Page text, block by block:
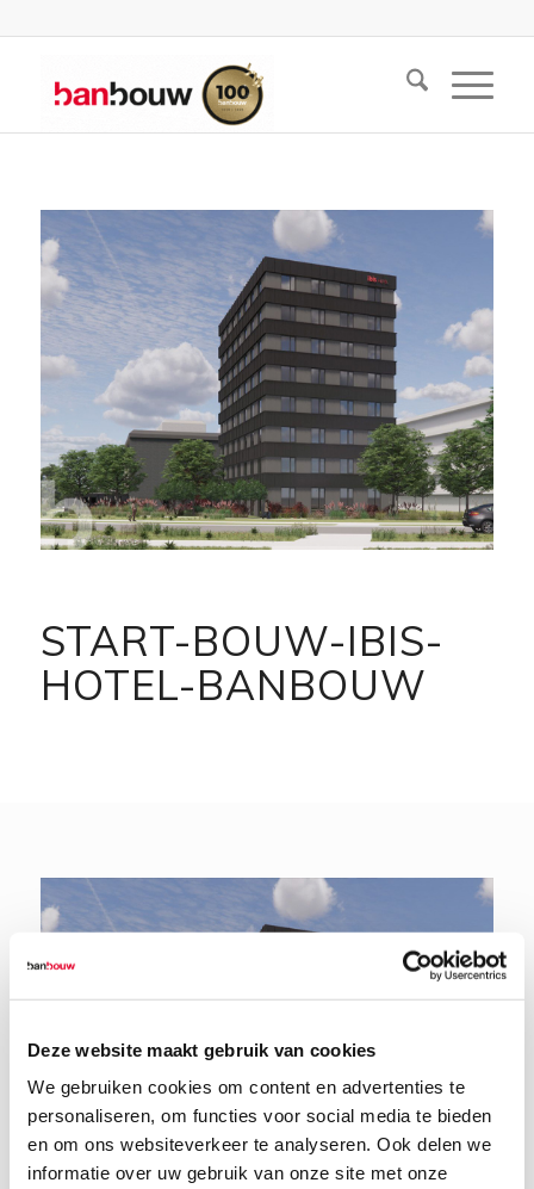
Deze website maakt gebruik van cookies
We gebruiken cookies om content en advertenties te
personaliseren, om functies voor social media te bieden
en om ons websiteverkeer te analyseren. Ook delen we
informatie over uw gebruik van onze site met onze
START-BOUW-IBIS-
HOTEL-BANBOUW